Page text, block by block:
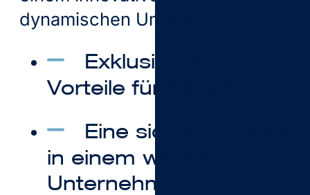
dynamischen Umfeld.
Exklusive Shopping-
Vorteile für Mitarbeiter
Eine sichere Zukunft
in einem wachsenden
Unternehmen